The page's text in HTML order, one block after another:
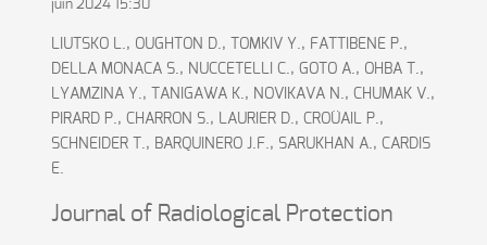
juin 2024 15:30
LIUTSKO L., OUGHTON D., TOMKIV Y., FATTIBENE P.,
DELLA MONACA S., NUCCETELLI C., GOTO A., OHBA T.,
LYAMZINA Y., TANIGAWA K., NOVIKAVA N., CHUMAK V.,
PIRARD P., CHARRON S., LAURIER D., CROÜAIL P.,
SCHNEIDER T., BARQUINERO J.F., SARUKHAN A., CARDIS
E.
Journal of Radiological Protection